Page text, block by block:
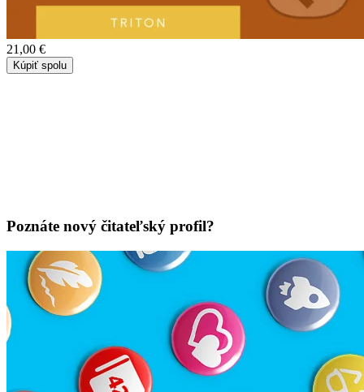
21,00 €
Kúpiť spolu
Poznáte nový čitateľský profil?